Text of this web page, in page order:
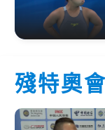
殘特奧